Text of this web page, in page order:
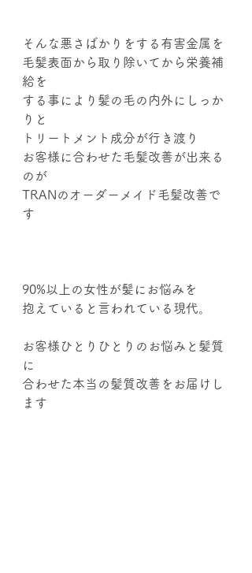
そんな悪さばかりをする有害金属を
毛髪表面から取り除いてから栄養補
給を
する事により髪の毛の内外にしっか
りと
トリートメント成分が行き渡り
お客様に合わせた毛髪改善が出来る
のが
TRANのオーダーメイド毛髪改善で
す
90%以上の女性が髪にお悩みを
抱えていると言われている現代。
お客様ひとりひとりのお悩みと髪質
に
合わせた本当の髪質改善をお届けし
ます